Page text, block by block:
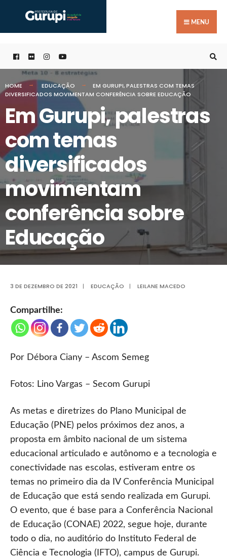
MENU
HOME EDUCAÇÃO
EM GURUPI, PALESTRAS COM TEMAS
DIVERSIFICADOS MOVIMENTAM CONFERÊNCIA SOBRE EDUCAÇÃO
Em Gurupi, palestras
com temas
diversificados
movimentam
conferência sobre
Educação
3 DE DEZEMBRO DE 2021 | EDUCAÇÃO | LEILANE MACEDO
Compartilhe:
Por Débora Ciany – Ascom Semeg
Fotos: Lino Vargas – Secom Gurupi
As metas e diretrizes do Plano Municipal de
Educação (PNE) pelos próximos dez anos, a
proposta em âmbito nacional de um sistema
educacional articulado e autônomo e a tecnologia e
conectividade nas escolas, estiveram entre os
temas no primeiro dia da IV Conferência Municipal
de Educação que está sendo realizada em Gurupi.
O evento, que é base para a Conferência Nacional
de Educação (CONAE) 2022, segue hoje, durante
todo o dia, no auditório do Instituto Federal de
Ciência e Tecnologia (IFTO), campus de Gurupi.
por: